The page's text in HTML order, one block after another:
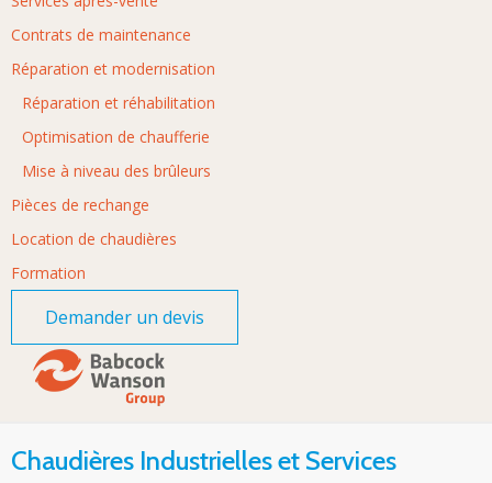
Contrats de maintenance
Réparation et modernisation
Réparation et réhabilitation
Optimisation de chaufferie
Mise à niveau des brûleurs
Pièces de rechange
Location de chaudières
Formation
Demander un devis
Chaudières Industrielles et Services